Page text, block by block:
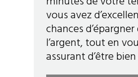
vous avez
chances d’épargner
l’argent, tout en
assurant d’être